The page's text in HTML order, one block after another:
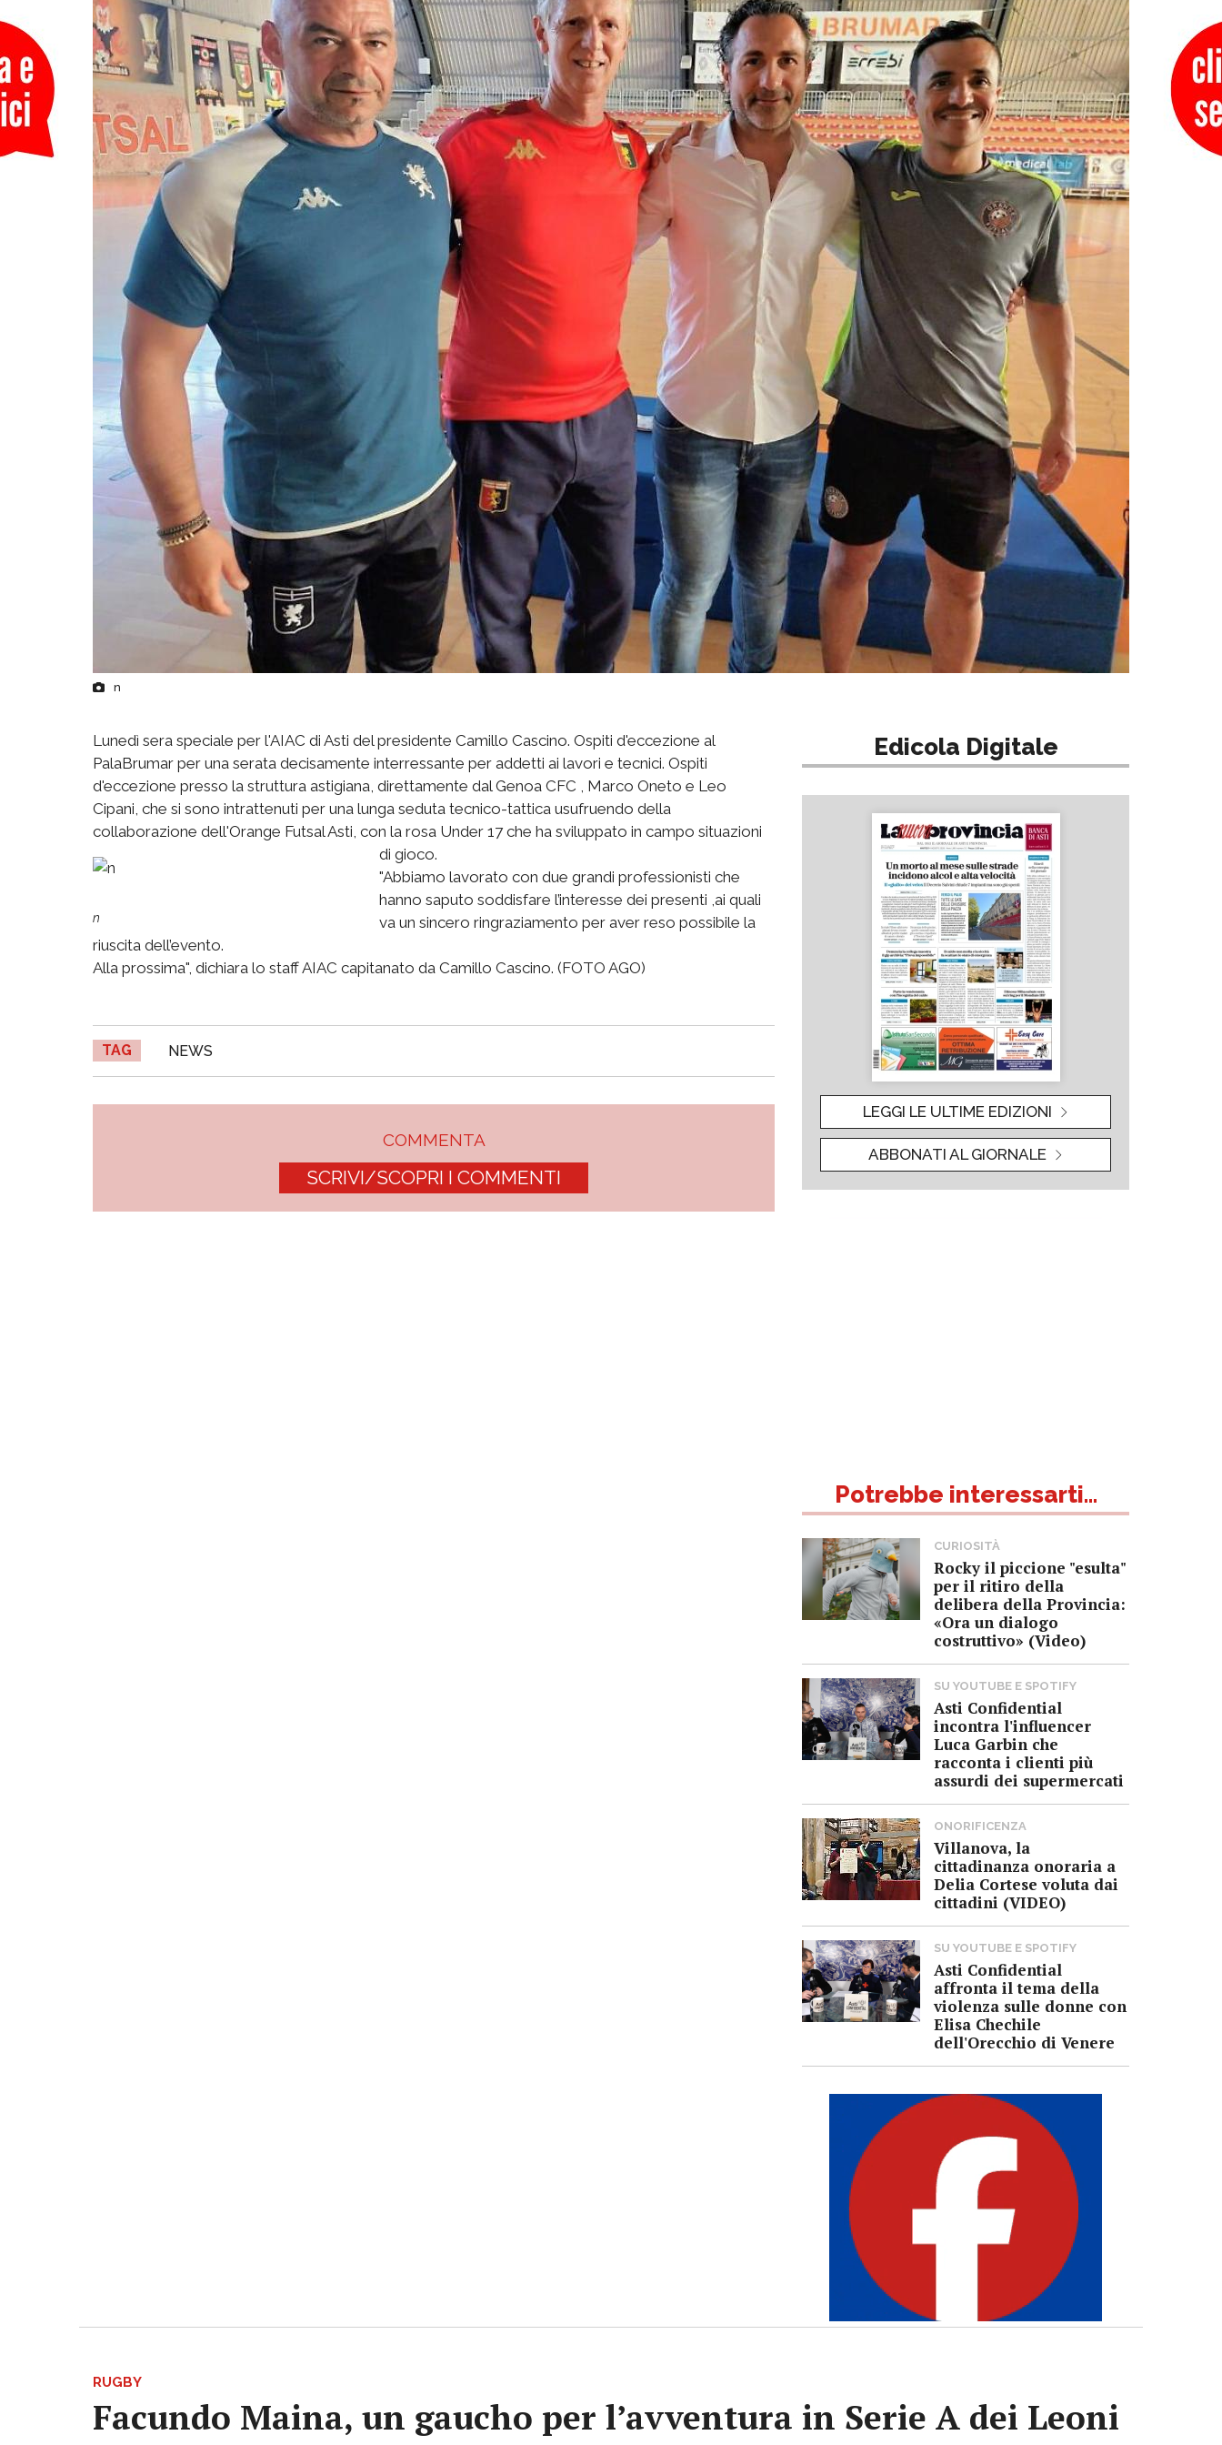
n
Lunedì sera speciale per l'AIAC di Asti del presidente Camillo Cascino. Ospiti d'eccezione al
PalaBrumar per una serata decisamente interressante per addetti ai lavori e tecnici. Ospiti
d'eccezione presso la struttura astigiana, direttamente dal Genoa CFC , Marco Oneto e Leo
Cipani, che si sono intrattenuti per una lunga seduta tecnico-tattica usufruendo della
collaborazione dell'Orange Futsal Asti, con la rosa Under 17 che ha sviluppato in campo situazioni
di gioco.
n
"Abbiamo lavorato con due grandi professionisti che
hanno saputo soddisfare l’interesse dei presenti ,ai quali
va un sincero ringraziamento per aver reso possibile la
riuscita dell’evento.
Alla prossima", dichiara lo staff AIAC capitanato da Camillo Cascino. (FOTO AGO)
TAG NEWS
COMMENTA
SCRIVI/SCOPRI I COMMENTI
Edicola Digitale
LEGGI LE ULTIME EDIZIONI
ABBONATI AL GIORNALE
Potrebbe interessarti...
CURIOSITÀ
Rocky il piccione "esulta"
per il ritiro della
delibera della Provincia:
«Ora un dialogo
costruttivo» (Video)
SU YOUTUBE E SPOTIFY
Asti Confidential
incontra l'influencer
Luca Garbin che
racconta i clienti più
assurdi dei supermercati
ONORIFICENZA
Villanova, la
cittadinanza onoraria a
Delia Cortese voluta dai
cittadini (VIDEO)
SU YOUTUBE E SPOTIFY
Asti Confidential
affronta il tema della
violenza sulle donne con
Elisa Chechile
dell'Orecchio di Venere
RUGBY
Facundo Maina, un gaucho per l’avventura in Serie A dei Leoni